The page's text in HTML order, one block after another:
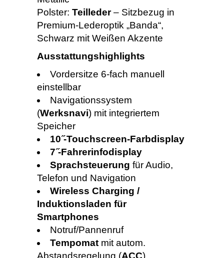
Polster: Teilleder– Sitzbezug in
Premium-Lederoptik „Banda“,
Schwarz mit Weißen Akzente
Ausstattungshighlights
Vordersitze 6-fach manuell
einstellbar
Navigationssystem
(Werksnavi) mit integriertem
Speicher
10 ̋-Touchscreen-Farbdisplay
7 ̋-Fahrerinfodisplay
Sprachsteuerungfür Audio,
Telefon und Navigation
Wireless Charging /
Induktionsladen für
Smartphones
Notruf/Pannenruf
Tempomat mit autom.
Abstandsregelung (ACC)